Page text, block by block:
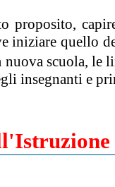
proposito,
iniziare quello
scuola, le
insegnanti e